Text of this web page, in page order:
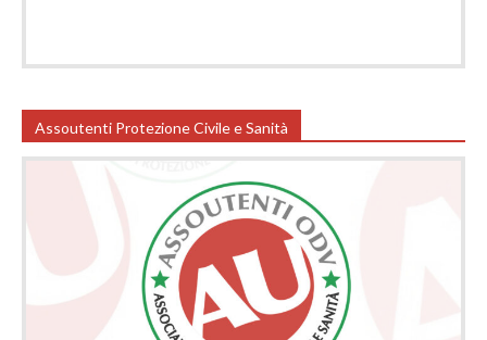
Assoutenti Protezione Civile e Sanità